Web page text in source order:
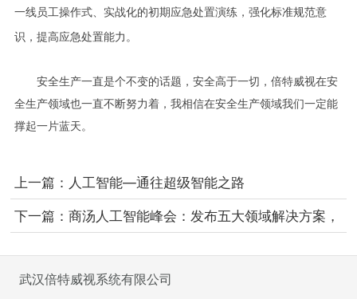
一线员工操作式、实战化的初期应急处置演练，强化标准规范意
识，提高应急处置能力。
安全生产一直是个不变的话题，安全高于一切，倍特威视在安
全生产领域也一直不断努力着，我相信在安全生产领域我们一定能
撑起一片蓝天。
上一篇： 人工智能—通往超级智能之路
下一篇： 商汤人工智能峰会：发布五大领域解决方案，
武汉倍特威视系统有限公司